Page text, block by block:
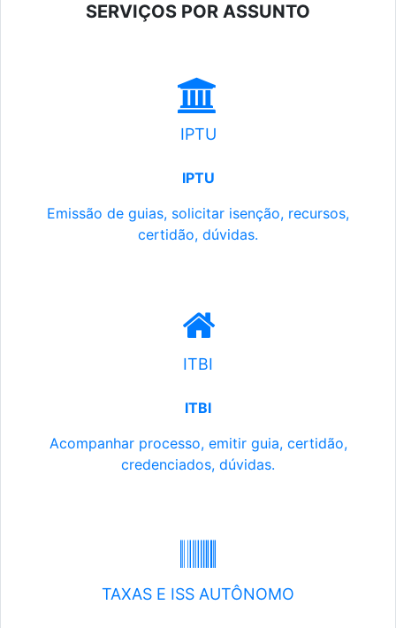
SERVIÇOS POR ASSUNTO
IPTU
IPTU
Emissão de guias, solicitar isenção, recursos,
certidão, dúvidas.
ITBI
ITBI
Acompanhar processo, emitir guia, certidão,
credenciados, dúvidas.
TAXAS E ISS AUTÔNOMO